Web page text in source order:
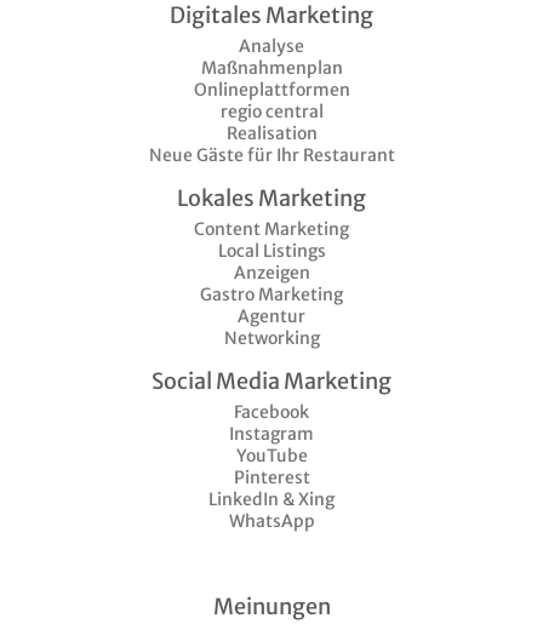
Digitales Marketing
Analyse
Maßnahmenplan
Onlineplattformen
regio central
Realisation
Neue Gäste für Ihr Restaurant
Lokales Marketing
Content Marketing
Local Listings
Anzeigen
Gastro Marketing
Agentur
Networking
Social Media Marketing
Facebook
Instagram
YouTube
Pinterest
LinkedIn & Xing
WhatsApp
Meinungen